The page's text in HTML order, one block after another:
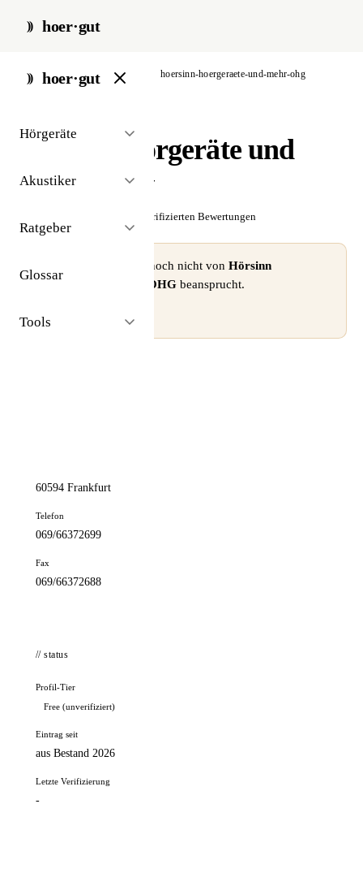
hoer·gut
hoer·gut
Hörgeräte
Akustiker
Ratgeber
Glossar
Tools
start / akustiker / frankfurt hoersinn-hoergeraete-und-mehr-ohg
Hörsinn Hörgeräte und
Mehr OHG
Noch keine verifizierten Bewertungen
⚠ Dieses Profil wurde noch nicht von Hörsinn
Hörgeräte und Mehr OHG beansprucht.
60594 Frankfurt
Telefon
069/66372699
Fax
069/66372688
// status
Profil-Tier
Free (unverifiziert)
Eintrag seit
aus Bestand 2026
Letzte Verifizierung
-